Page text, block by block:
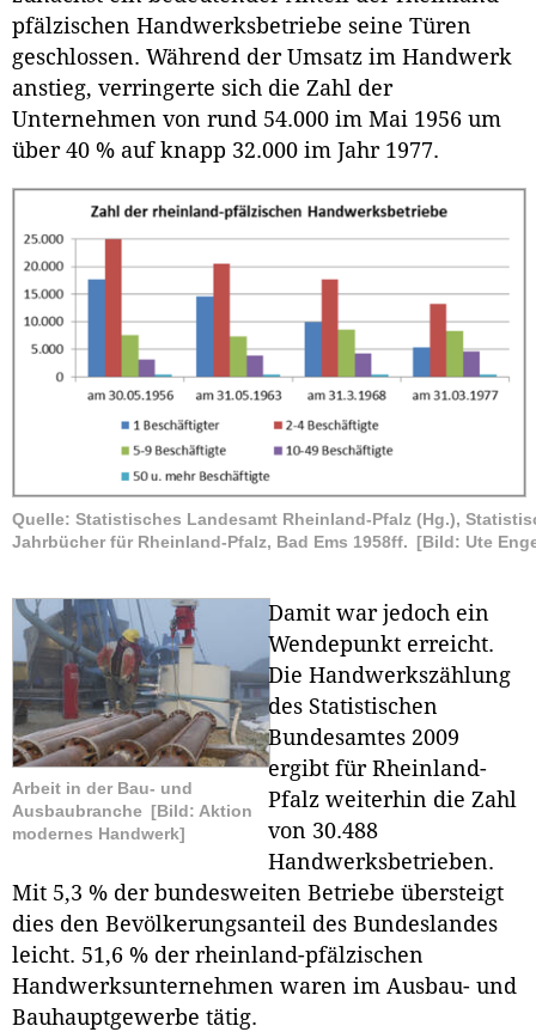
pfälzischen Handwerksbetriebe seine Türen
geschlossen. Während der Umsatz im Handwerk
anstieg, verringerte sich die Zahl der
Unternehmen von rund 54.000 im Mai 1956 um
über 40 % auf knapp 32.000 im Jahr 1977.
Quelle: Statistisches Landesamt Rheinland-Pfalz (Hg.),
Jahrbücher für Rheinland-Pfalz, Bad Ems 1958ff. [Bild: Ute
Arbeit in der Bau- und
Ausbaubranche [Bild: Aktion
modernes Handwerk]
Damit war jedoch ein
Wendepunkt erreicht.
Die Handwerkszählung
des Statistischen
Bundesamtes 2009
ergibt für Rheinland-
Pfalz weiterhin die Zahl
von 30.488
Handwerksbetrieben.
Mit 5,3 % der bundesweiten Betriebe übersteigt
dies den Bevölkerungsanteil des Bundeslandes
leicht. 51,6 % der rheinland-pfälzischen
Handwerksunternehmen waren im Ausbau- und
Bauhauptgewerbe tätig.